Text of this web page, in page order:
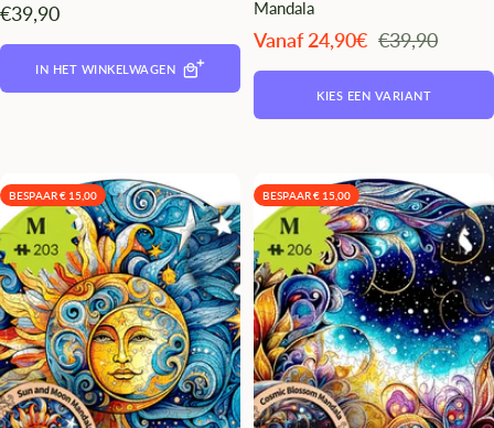
Angebotspreis
€39,90
IN HET WINKELWAGEN
Mandala
Angebotspreis
Vanaf 24,90€ Regulärer
€39,90
KIES EEN VARIANT
BESPAAR € 15,00 BESPAAR € 15,00